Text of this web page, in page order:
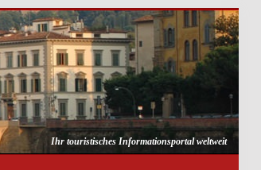
Ihr touristisches Informationsportal weltweit